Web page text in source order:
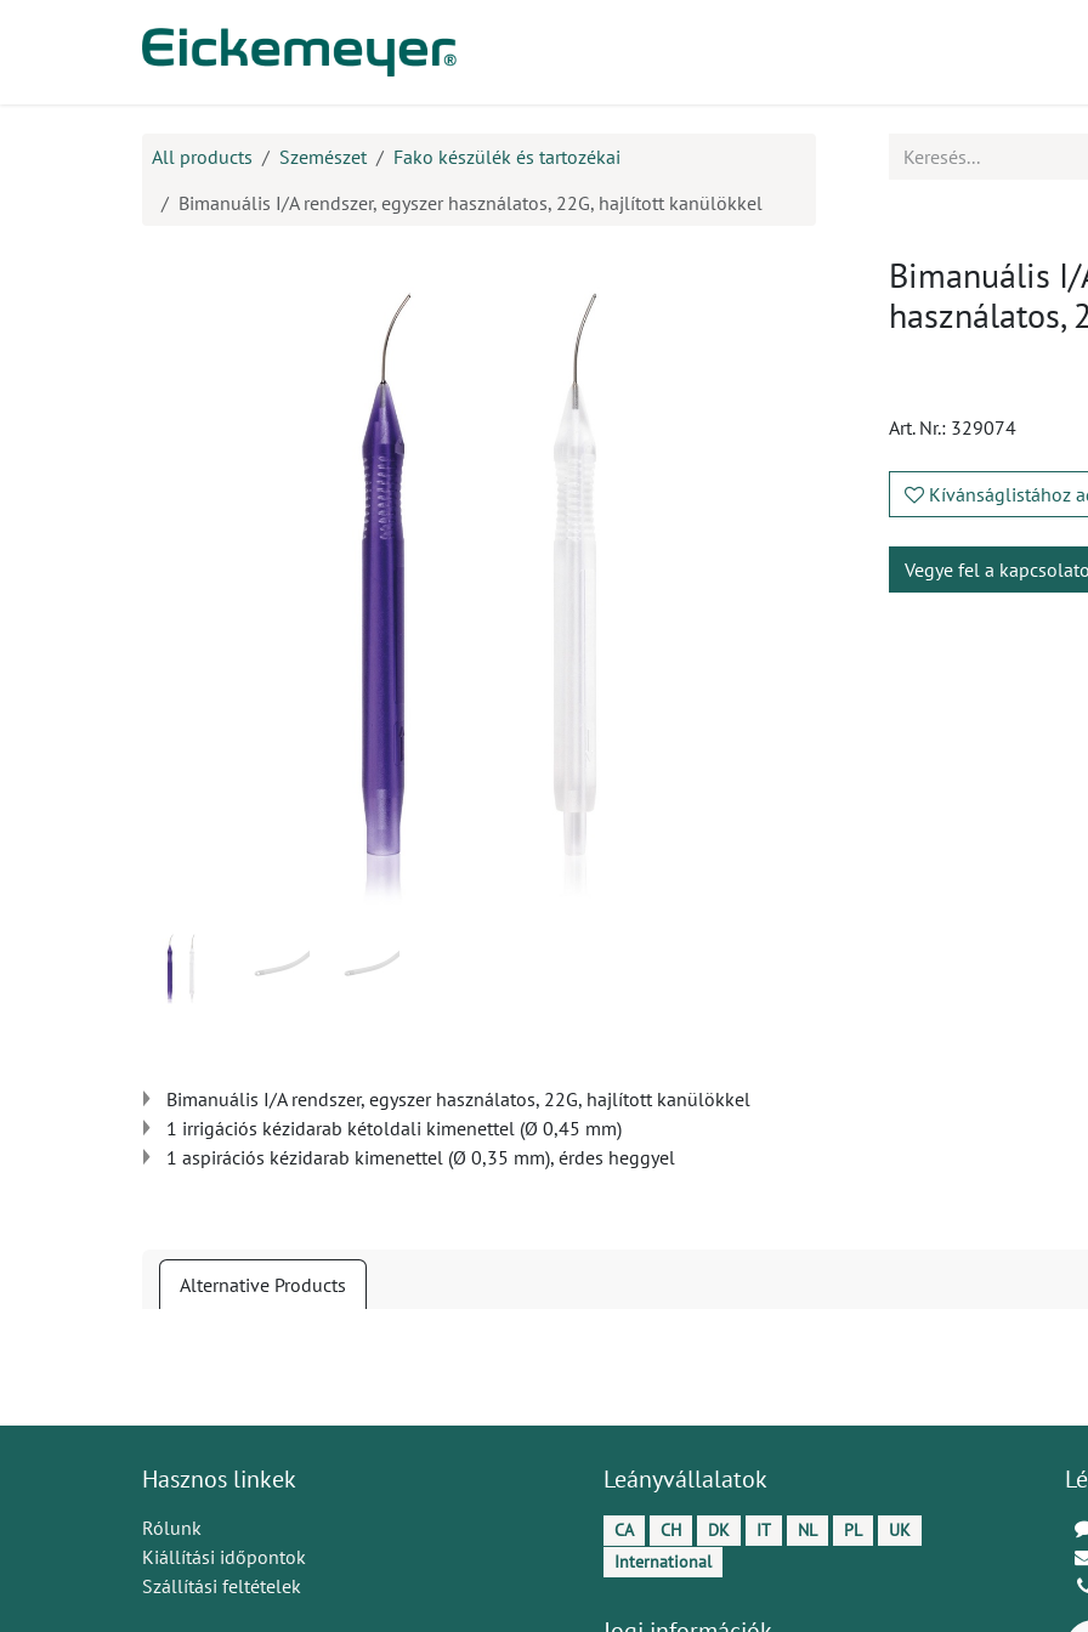
All products Szemészet
Fako készülék és tartozékai
Bimanuális I/A rendszer, egyszer használatos, 22G, hajlított kanülökkel
Bimanuális I/
használatos,
Art. Nr.: 329074
Kívánságlistához
Vegye fel a
Bimanuális I/A rendszer, egyszer használatos, 22G, hajlított kanülökkel
1 irrigációs kézidarab kétoldali kimenettel (Ø 0,45 mm)
1 aspirációs kézidarab kimenettel (Ø 0,35 mm), érdes heggyel
Alternative Products
Hasznos linkek
Rólunk
Kiállítási időpontok
Szállítási feltételek
Leányvállalatok
CA CH DK IT NL PL
UK
International